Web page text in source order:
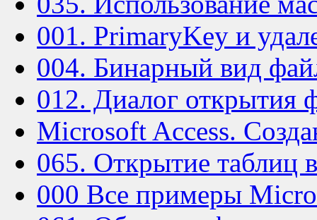
001. PrimaryKey и
004. Бинарный вид
012. Диалог открытия
Microsoft Access.
065. Открытие таблиц
000 Все примеры